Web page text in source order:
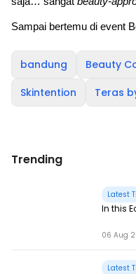
Sampai bertemu di event
bandung Beauty
Skintention
Teras
Trending
Latest
In this
06 Aug
Latest